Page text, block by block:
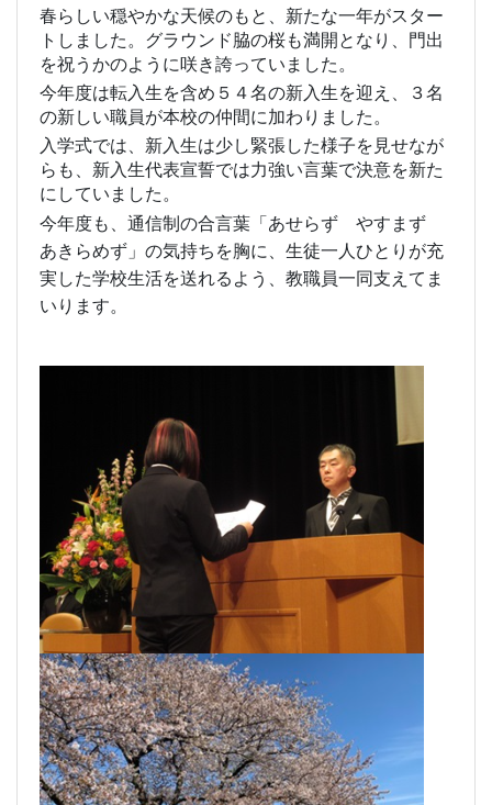
春らしい穏やかな天候のもと、新たな一年がスター
トしました。グラウンド脇の桜も満開となり、門出
を祝うかのように咲き誇っていました。
今年度は転入生を含め５４名の新入生を迎え、３名
の新しい職員が本校の仲間に加わりました。
入学式では、新入生は少し緊張した様子を見せなが
らも、新入生代表宣誓では力強い言葉で決意を新た
にしていました。
今年度も、通信制の合言葉「あせらず やすまず
あきらめず」の気持ちを胸に、生徒一人ひとりが充
実した学校生活を送れるよう、教職員一同支えてま
いります。